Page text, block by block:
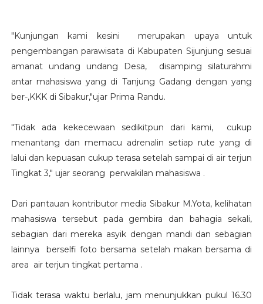
"Kunjungan kami kesini merupakan upaya untuk
pengembangan parawisata di Kabupaten Sijunjung sesuai
amanat undang undang Desa, disamping silaturahmi
antar mahasiswa yang di Tanjung Gadang dengan yang
ber-,KKK di Sibakur,"ujar Prima Randu.
"Tidak ada kekecewaan sedikitpun dari kami, cukup
menantang dan memacu adrenalin setiap rute yang di
lalui dan kepuasan cukup terasa setelah sampai di air terjun
Tingkat 3," ujar seorang perwakilan mahasiswa .
Dari pantauan kontributor media Sibakur M.Yota, kelihatan
mahasiswa tersebut pada gembira dan bahagia sekali,
sebagian dari mereka asyik dengan mandi dan sebagian
lainnya berselfi foto bersama setelah makan bersama di
area air terjun tingkat pertama .
Tidak terasa waktu berlalu, jam menunjukkan pukul 16.30